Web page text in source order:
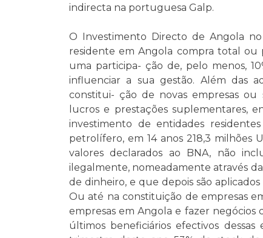
indirecta na portuguesa Galp.
O Investimento Directo de Angola
residente em Angola compra total ou
uma participa- ção de, pelo menos,
influenciar a sua gestão. Além das
constitui- ção de novas empresas ou
lucros e prestações suplementares,
investimento de entidades
petrolífero, em 14 anos 218,3 milhões
valores declarados ao BNA, não
ilegalmente, nomeadamente através
de dinheiro, e que depois são
Ou até na constituição de empresas
empresas em Angola e fazer negócios
últimos beneficiários efectivos